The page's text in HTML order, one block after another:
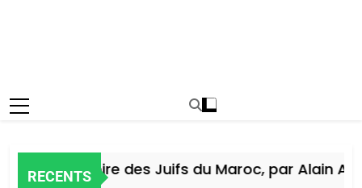
RECENTS
Histoire des Juifs du Maroc, par Alain